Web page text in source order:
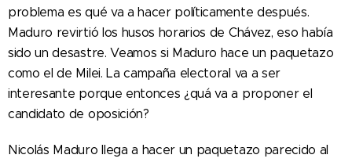
problema es qué va a hacer políticamente después.
Maduro revirtió los husos horarios de Chávez, eso había
sido un desastre. Veamos si Maduro hace un paquetazo
como el de Milei. La campaña electoral va a ser
interesante porque entonces ¿quá va a proponer el
candidato de oposición?
Nicolás Maduro llega a hacer un paquetazo parecido al